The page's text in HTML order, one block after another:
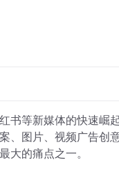
书等新媒体的快速崛
、图片、视频广告创
大的痛点之一。